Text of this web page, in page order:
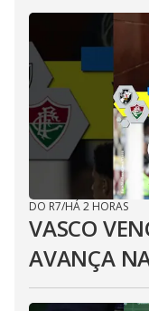
DO R7/HÁ 2 HORAS
VASCO
AVANÇA